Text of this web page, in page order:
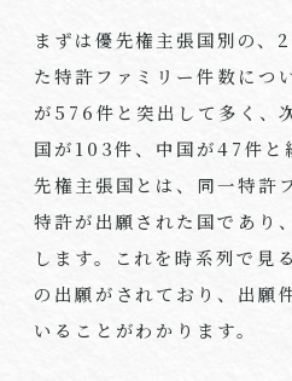
まずは優先権主張国別の、
た特許ファミリー件数につ
が576件と突出して多く、
国が103件、中国が47件と
先権主張国とは、同一特許
特許が出願された国であり
します。これを時系列で見
の出願がされており、出願
いることがわかります。